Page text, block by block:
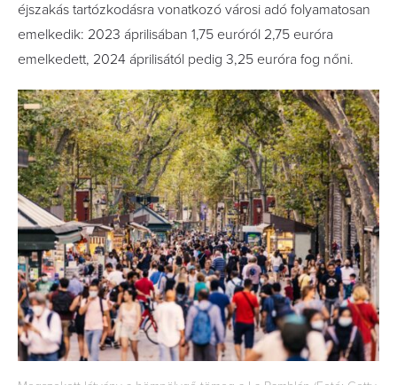
éjszakás tartózkodásra vonatkozó városi adó folyamatosan
emelkedik: 2023 áprilisában 1,75 euróról 2,75 euróra
emelkedett, 2024 áprilisától pedig 3,25 euróra fog nőni.